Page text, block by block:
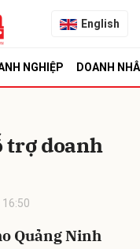
English
NGHIỆP DOANH
trợ doanh
Quảng Ninh